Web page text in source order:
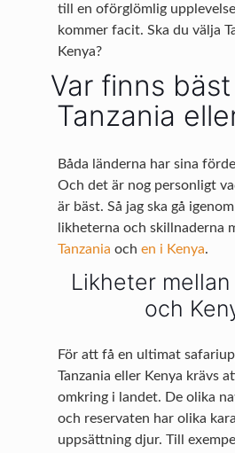
till en oförglömlig
kommer facit. Ska du välja
Kenya?
Var finns
Tanzania
Båda länderna har sina
Och det är nog personligt
är bäst. Så jag ska gå
likheterna och skillnaderna
Tanzania ochen i Kenya.
Likheter mellan
och
För att få en ultimat
Tanzania eller Kenya krävs
omkring i landet. De olika
och reservaten har olika
uppsättning djur. Till